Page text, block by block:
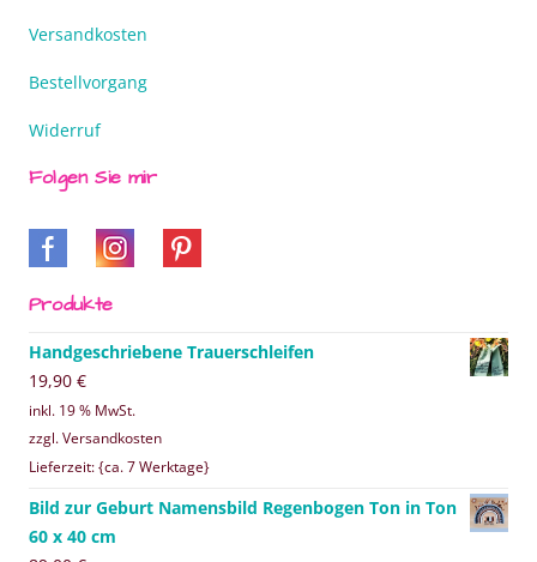
Versandkosten
Bestellvorgang
Widerruf
Folgen Sie mir
Produkte
Handgeschriebene Trauerschleifen
19,90 €
inkl. 19 % MwSt.
zzgl. Versandkosten
Lieferzeit: {ca. 7 Werktage}
Bild zur Geburt Namensbild Regenbogen Ton in Ton
60 x 40 cm